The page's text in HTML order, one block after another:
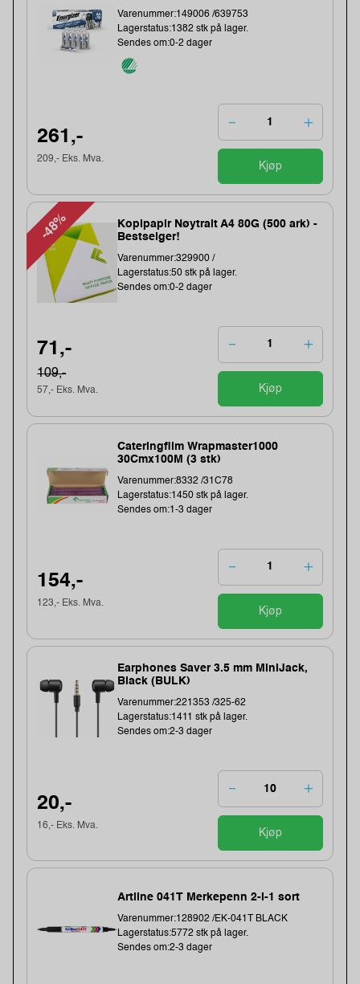
Varenummer:149006 /639753
Lagerstatus:1382 stk på lager.
Sendes om:0-2 dager
261,-
209,- Eks. Mva.
Kjøp
-48%
Kopipapir Nøytralt A4 80G (500 ark) -
Bestselger!
Varenummer:329900 /
Lagerstatus:50 stk på lager.
Sendes om:0-2 dager
71,-
109,-
57,- Eks. Mva. Kjøp
Cateringfilm Wrapmaster1000
30Cmx100M (3 stk)
Varenummer:8332 /31C78
Lagerstatus:1450 stk på lager.
Sendes om:1-3 dager
154,-
123,- Eks. Mva.
Kjøp
Earphones Saver 3.5 mm MiniJack,
Black (BULK)
Varenummer:221353 /325-62
Lagerstatus:1411 stk på lager.
Sendes om:2-3 dager
20,-
16,- Eks. Mva.
Kjøp
Artline 041T Merkepenn 2-i-1 sort
Varenummer:128902 /EK-041T BLACK
Lagerstatus:5772 stk på lager.
Sendes om:2-3 dager